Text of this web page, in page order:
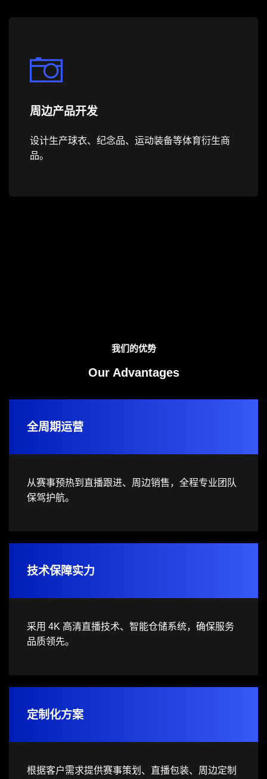
周边产品开发
设计生产球衣、纪念品、运动装备等体育衍生商
品。
我们的优势
Our Advantages
全周期运营
从赛事预热到直播跟进、周边销售，全程专业团队
保驾护航。
技术保障实力
采用 4K 高清直播技术、智能仓储系统，确保服务
品质领先。
定制化方案
根据客户需求提供赛事策划、直播包装、周边定制